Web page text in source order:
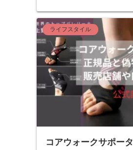
ライフスタイル
コアウォークサポー